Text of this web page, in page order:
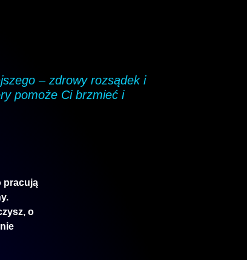
– zdrowy rozsądek i
pomoże Ci brzmieć i
pracują
o